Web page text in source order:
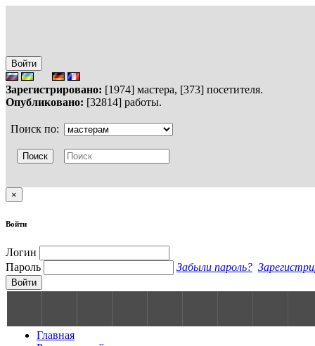
Войти
Зарегистрировано: [1974] мастера, [373] посетителя.
Опубликовано: [32814] работы.
Поиск по:
×
Войти
Логин
Пароль
Забыли пароль?
Войти
Главная